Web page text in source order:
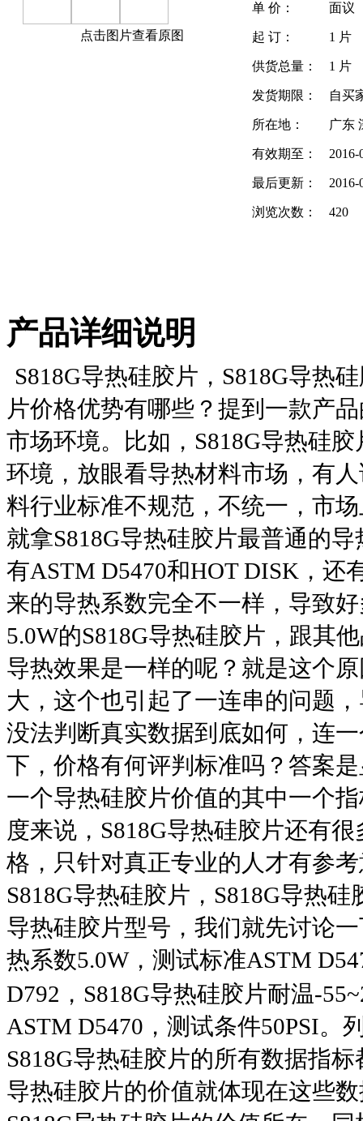
点击图片查看原图
单 价： 面议
起 订： 1 片
供货总量： 1 片
发货期限： 自买
所在地： 广东
有效期至：
最后更新： 2016-
浏览次数： 420
产品详细说明
S818G导热硅胶片， S818G导热
片价格优势有哪些 ？提到一款产
市场环境。比如， S818G导热硅胶
环境，放眼看导热材料市场，有
料行业标准不规范，不统一，市
就拿S818G导热硅胶片最普通的导
有ASTM D5470和HOT DISK ，还
来的导热系数完全不一样，导致
5.0W的S818G导热硅胶片 ，跟其
导热效果是一样的呢？就是这个
大，这个也引起了一连串的问题
没法判断真实数据到底如何，连
下，价格有何评判标准吗？答案
一个导热硅胶片价值的其中一个
度来说， S818G导热硅胶片还有很
格，只针对真正专业的人才有参
S818G导热硅胶片 ， S818G导热硅
导热硅胶片型号，我们就先讨论
热系数5.0W，测试标准ASTM
D792 ， S818G导热硅胶片耐温-
ASTM D5470 ，测试条件50PSI。
S818G导热硅胶片的所有数据指
导热硅胶片的价值就体现在这些